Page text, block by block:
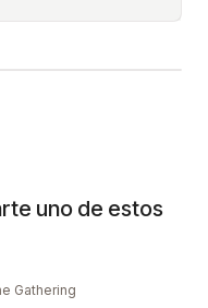
uno de estos
Gathering